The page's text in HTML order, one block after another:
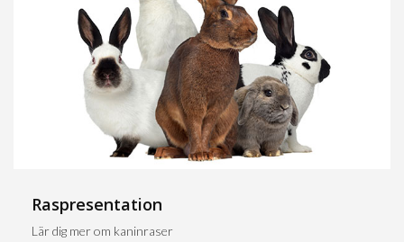
Raspresentation
Lär dig mer om kaninraser